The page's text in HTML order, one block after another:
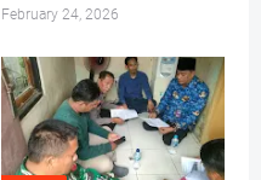
February 24, 2026